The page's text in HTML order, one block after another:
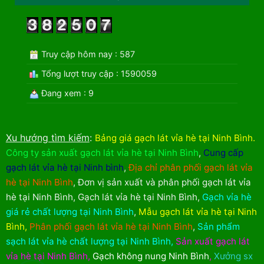
Truy cập hôm nay : 587
Tổng lượt truy cập : 1590059
Đang xem : 9
Xu hướng tìm kiếm: Bảng giá gạch lát vỉa hè tại Ninh Bình.
Công ty sản xuất gạch lát vỉa hè tại Ninh Bình, Cung cấp
gạch lát vỉa hè tại Ninh bình,Địa chỉ phân phối gạch lát vỉa
hè tại Ninh Bình,Đơn vị sản xuất và phân phối gạch lát vỉa
hè tại Ninh Bình, Gạch lát vỉa hè tại Ninh Bình, Gạch vỉa hè
giá rẻ chất lượng tại Ninh Bình, Mẫu gạch lát vỉa hè tại Ninh
Bình, Phân phối gạch lát vỉa hè tại Ninh Bình, Sản phẩm
sạch lát vỉa hè chất lượng tại Ninh Bình, Sản xuất gạch lát
vỉa hè tại Ninh Bình, Gạch không nung Ninh Bình, Xưởng sx